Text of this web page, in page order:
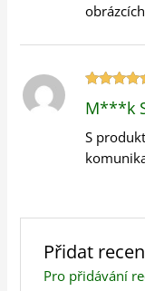
5z 5
M***k
S
Přidat
Pro přidávání